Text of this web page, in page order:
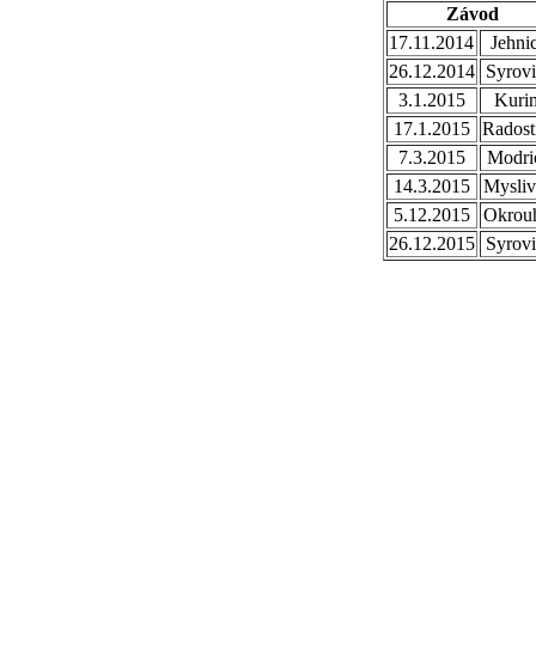
Závod
17.11.2014
26.12.2014
3.1.2015
17.1.2015
7.3.2015
14.3.2015
5.12.2015
26.12.2015